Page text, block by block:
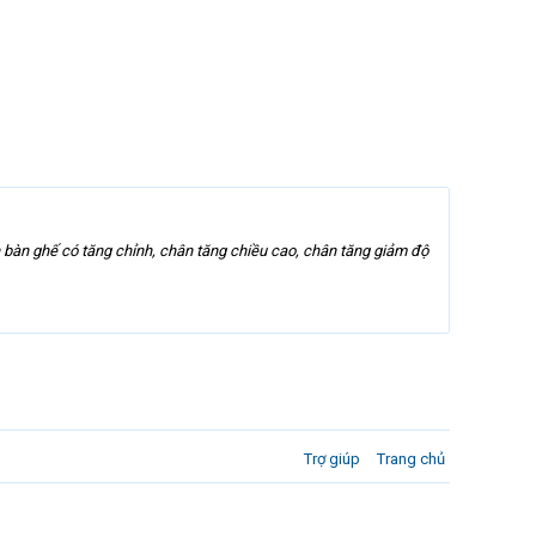
ghế có tăng chỉnh, chân tăng chiều cao, chân tăng giảm độ
Trợ giúp Trang chủ